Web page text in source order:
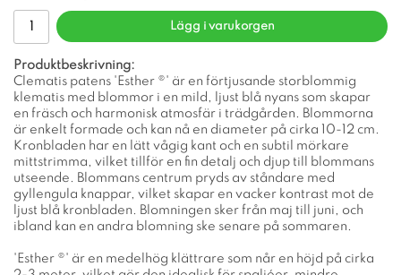
Lägg i varukorgen
Produktbeskrivning:
Clematis patens 'Esther ®' är en förtjusande storblommig
klematis med blommor i en mild, ljust blå nyans som skapar
en fräsch och harmonisk atmosfär i trädgården. Blommorna
är enkelt formade och kan nå en diameter på cirka 10-12 cm.
Kronbladen har en lätt vågig kant och en subtil mörkare
mittstrimma, vilket tillför en fin detalj och djup till blommans
utseende. Blommans centrum pryds av ståndare med
gyllengula knappar, vilket skapar en vacker kontrast mot de
ljust blå kronbladen. Blomningen sker från maj till juni, och
ibland kan en andra blomning ske senare på sommaren.
'Esther ®' är en medelhög klättrare som når en höjd på cirka